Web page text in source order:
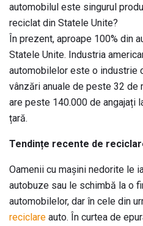
automobilul este singurul
reciclat din Statele Unite?
În prezent, aproape 100% din
Statele Unite. Industria
automobilelor este o industrie
vânzări anuale de peste 32 de
are peste 140.000 de angajați
țară.
Tendințe recente de
Oamenii cu mașini nedorite le
autobuze sau le schimbă la o
automobilelor, dar în cele din
reciclare auto. În curtea de